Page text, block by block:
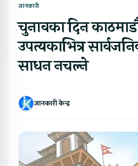
जानकारी
चुनावका दिन
उपत्यकाभित्र
साधन नचल्ने
जानकारी केन्द्र